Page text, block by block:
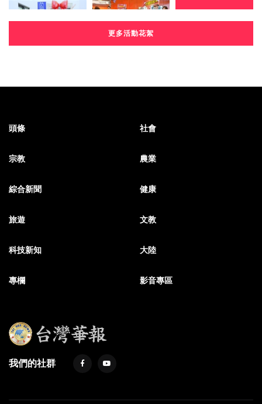
更多活動花絮
頭條 社會
宗教 農業
綜合新聞 健康
旅遊 文教
科技新知 大陸
專欄 影音專區
我們的社群